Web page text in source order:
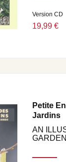
Version CD
19,99 €
Petite
Jardins
AN